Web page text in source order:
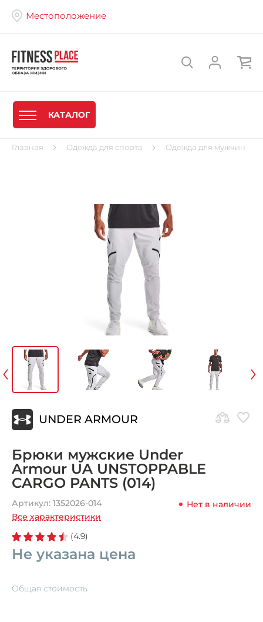
Местоположение
КАТАЛОГ
Главная Одежда для спорта Одежда для мужчин
‹ ›
UNDER ARMOUR
Брюки мужские Under
Armour UA UNSTOPPABLE
CARGO PANTS (014)
Артикул: 1352026-014
Нет в наличии
Все характеристики
(4.9)
Не указана цена
Общая стоимость